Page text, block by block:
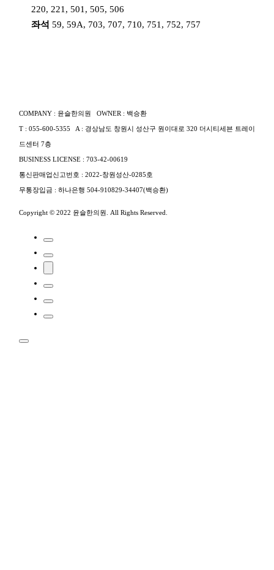
220, 221, 501, 505, 506
좌석 59, 59A, 703, 707, 710, 751, 752, 757
COMPANY : 윤슬한의원 OWNER : 백승환
T : 055-600-5355 A : 경상남도 창원시 성산구 원이대로 320 더시티세븐 트레이
드센터 7층
BUSINESS LICENSE : 703-42-00619
통신판매업신고번호 : 2022-창원성산-0285호
무통장입금 : 하나은행 504-910829-34407(백승환)
Copyright © 2022 윤슬한의원. All Rights Reserved.